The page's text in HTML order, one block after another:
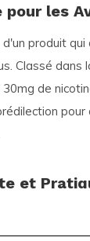
pour les
produit
Classé dans
de
et
la lèvre.